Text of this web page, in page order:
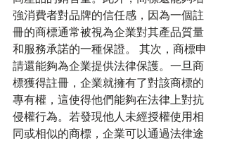
強消費者對品牌的信任感，因為一個註
冊的商標通常被視為企業對其產品質量
和服務承諾的一種保證。 其次，商標申
請還能夠為企業提供法律保護。一旦商
標獲得註冊，企業就擁有了對該商標的
專有權，這使得他們能夠在法律上對抗
侵權行為。若發現他人未經授權使用相
同或相似的商標，企業可以通過法律途